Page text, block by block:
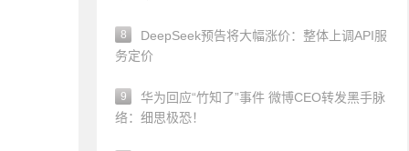
8
DeepSeek预告将大幅涨价：整体上调API服
务定价
9
华为回应“竹知了”事件 微博CEO转发黑手脉
络：细思极恐！